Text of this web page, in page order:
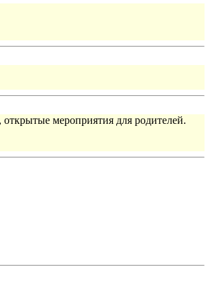
мероприятия для родителей.